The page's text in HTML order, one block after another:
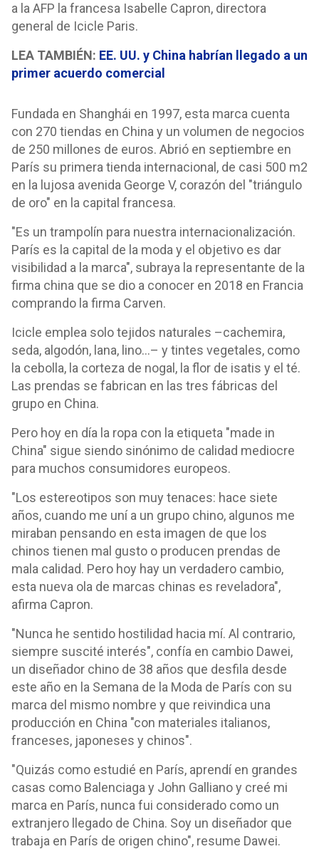
a la AFP la francesa Isabelle Capron, directora
general de Icicle Paris.
LEA TAMBIÉN: EE. UU. y China habrían llegado a un
primer acuerdo comercial
Fundada en Shanghái en 1997, esta marca cuenta
con 270 tiendas en China y un volumen de negocios
de 250 millones de euros. Abrió en septiembre en
París su primera tienda internacional, de casi 500 m2
en la lujosa avenida George V, corazón del "triángulo
de oro" en la capital francesa.
"Es un trampolín para nuestra internacionalización.
París es la capital de la moda y el objetivo es dar
visibilidad a la marca", subraya la representante de la
firma china que se dio a conocer en 2018 en Francia
comprando la firma Carven.
Icicle emplea solo tejidos naturales –cachemira,
seda, algodón, lana, lino...– y tintes vegetales, como
la cebolla, la corteza de nogal, la flor de isatis y el té.
Las prendas se fabrican en las tres fábricas del
grupo en China.
Pero hoy en día la ropa con la etiqueta "made in
China" sigue siendo sinónimo de calidad mediocre
para muchos consumidores europeos.
"Los estereotipos son muy tenaces: hace siete
años, cuando me uní a un grupo chino, algunos me
miraban pensando en esta imagen de que los
chinos tienen mal gusto o producen prendas de
mala calidad. Pero hoy hay un verdadero cambio,
esta nueva ola de marcas chinas es reveladora",
afirma Capron.
"Nunca he sentido hostilidad hacia mí. Al contrario,
siempre suscité interés", confía en cambio Dawei,
un diseñador chino de 38 años que desfila desde
este año en la Semana de la Moda de París con su
marca del mismo nombre y que reivindica una
producción en China "con materiales italianos,
franceses, japoneses y chinos".
"Quizás como estudié en París, aprendí en grandes
casas como Balenciaga y John Galliano y creé mi
marca en París, nunca fui considerado como un
extranjero llegado de China. Soy un diseñador que
trabaja en París de origen chino", resume Dawei.